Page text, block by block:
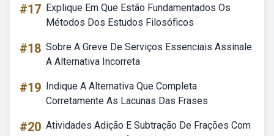
#17 Explique Em Que Estão Fundamentados Os
Métodos Dos Estudos Filosóficos
#18 Sobre A Greve De Serviços Essenciais Assinale
A Alternativa Incorreta
#19 Indique A Alternativa Que Completa
Corretamente As Lacunas Das Frases
#20 Atividades Adição E Subtração De Frações Com